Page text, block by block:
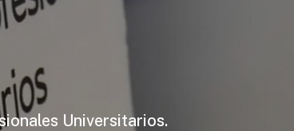
Universitarios.